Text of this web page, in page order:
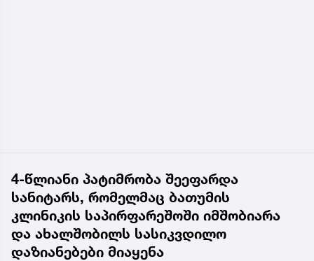
4-წლიანი პატიმრობა შეეფარდა
სანიტარს, რომელმაც ბათუმის
კლინიკის საპირფარეშოში იმშობიარა
და ახალშობილს სასიკვდილო
დაზიანებები მიაყენა